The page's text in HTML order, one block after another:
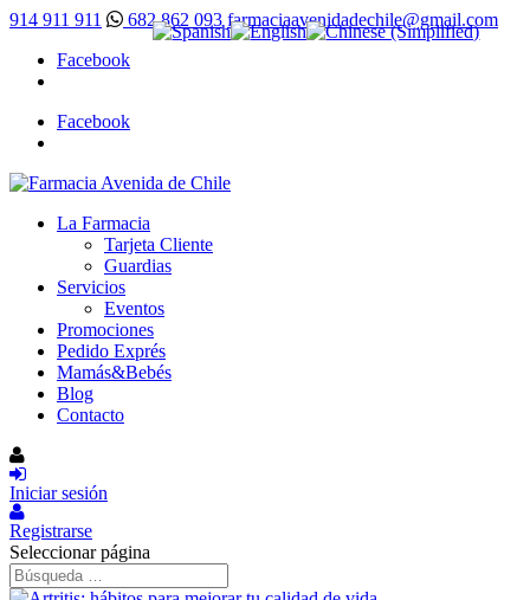
914 911 911 682 862 093 farmaciaavenidadechile@gmail.com
Facebook
Facebook
La Farmacia
Tarjeta Cliente
Guardias
Servicios
Eventos
Promociones
Pedido Exprés
Mamás&Bebés
Blog
Contacto
Iniciar sesión
Registrarse
Seleccionar página